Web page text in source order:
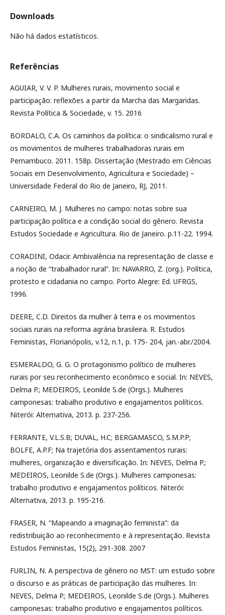
Downloads
Não há dados estatísticos.
Referências
AGUIAR, V. V. P. Mulheres rurais, movimento social e
participação: reflexões a partir da Marcha das Margaridas.
Revista Política & Sociedade, v. 15. 2016
BORDALO, C.A. Os caminhos da política: o sindicalismo rural e
os movimentos de mulheres trabalhadoras rurais em
Pernambuco. 2011. 158p. Dissertação (Mestrado em Ciências
Sociais em Desenvolvimento, Agricultura e Sociedade) –
Universidade Federal do Rio de Janeiro, RJ, 2011.
CARNEIRO, M. J. Mulheres no campo: notas sobre sua
participação política e a condição social do gênero. Revista
Estudos Sociedade e Agricultura. Rio de Janeiro. p.11-22. 1994.
CORADINI, Odacir. Ambivalência na representação de classe e
a noção de “trabalhador rural”. In: NAVARRO, Z. (org.). Política,
protesto e cidadania no campo. Porto Alegre: Ed. UFRGS,
1996.
DEERE, C.D. Direitos da mulher à terra e os movimentos
sociais rurais na reforma agrária brasileira. R. Estudos
Feministas, Florianópolis, v.12, n.1, p. 175- 204, jan.-abr./2004.
ESMERALDO, G. G. O protagonismo político de mulheres
rurais por seu reconhecimento econômico e social. In: NEVES,
Delma P.; MEDEIROS, Leonilde S.de (Orgs.). Mulheres
camponesas: trabalho produtivo e engajamentos políticos.
Niterói: Alternativa, 2013. p. 237-256.
FERRANTE, V.L.S.B; DUVAL, H.C; BERGAMASCO, S.M.P.P;
BOLFE, A.P.F; Na trajetória dos assentamentos rurais:
mulheres, organização e diversificação. In: NEVES, Delma P.;
MEDEIROS, Leonilde S.de (Orgs.). Mulheres camponesas:
trabalho produtivo e engajamentos políticos. Niterói:
Alternativa, 2013. p. 195-216.
FRASER, N. “Mapeando a imaginação feminista”: da
redistribuição ao reconhecimento e à representação. Revista
Estudos Feministas, 15(2), 291-308. 2007
FURLIN, N. A perspectiva de gênero no MST: um estudo sobre
o discurso e as práticas de participação das mulheres. In:
NEVES, Delma P.; MEDEIROS, Leonilde S.de (Orgs.). Mulheres
camponesas: trabalho produtivo e engajamentos políticos.